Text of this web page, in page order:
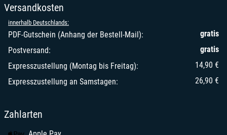
Versandkosten
innerhalb Deutschlands:
PDF-Gutschein (Anhang der Bestell-Mail):
gratis
Postversand:
gratis
Expresszustellung (Montag bis Freitag):
14,90 €
Expresszustellung an Samstagen:
26,90 €
Zahlarten